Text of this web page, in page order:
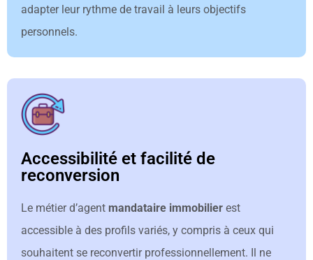
adapter leur rythme de travail à leurs objectifs
personnels.
Accessibilité et facilité de
reconversion
Le métier d’agent mandataire immobilier est
accessible à des profils variés, y compris à ceux qui
souhaitent se reconvertir professionnellement. Il ne